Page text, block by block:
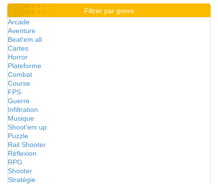
Filtrer par genre
Arcade
Aventure
Beat'em all
Cartes
Horror
Plateforme
Combat
Course
FPS
Guerre
Infiltration
Musique
Shoot'em up
Puzzle
Rail Shooter
Réflexion
RPG
Shooter
Stratégie